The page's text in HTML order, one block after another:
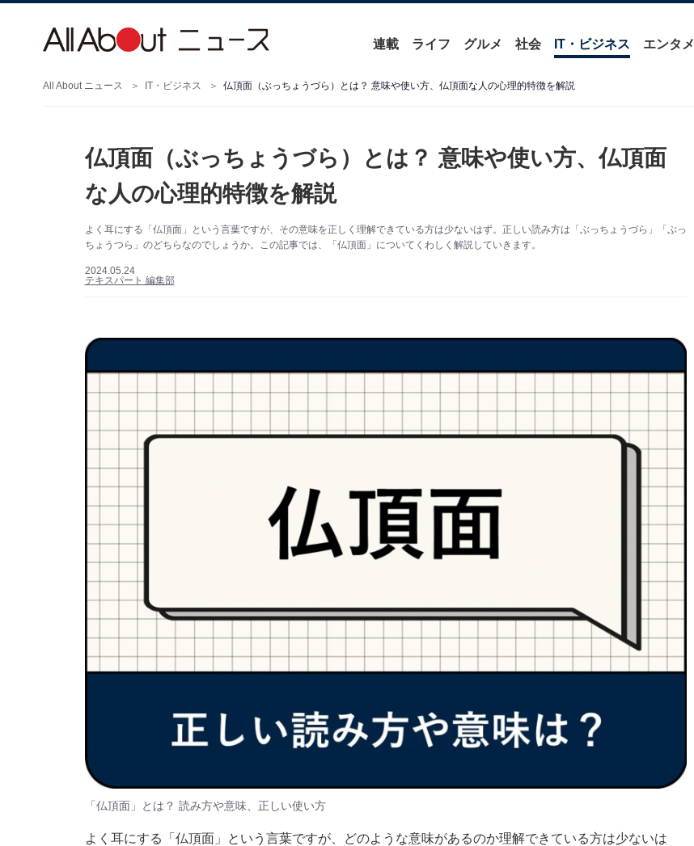
連載 ライフ グルメ 社会 IT・ビジネス エンタメ
All About ニュース IT・ビジネス 仏頂面（ぶっちょうづら）とは？ 意味や使い方、仏頂面な人の心理的特徴を解説
仏頂面（ぶっちょうづら）とは？ 意味や使い方、仏頂面
な人の心理的特徴を解説
よく耳にする「仏頂面」という言葉ですが、その意味を正しく理解できている方は少ないはず。正しい読み方は「ぶっちょうづら」「ぶっ
ちょうつら」のどちらなのでしょうか。この記事では、「仏頂面」についてくわしく解説していきます。
2024.05.24
テキスパート 編集部
「仏頂面」とは？ 読み方や意味、正しい使い方
よく耳にする「仏頂面」という言葉ですが、どのような意味があるのか理解できている方は少ないは